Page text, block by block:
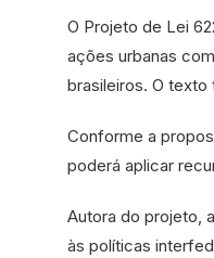
O Projeto de Lei
ações urbanas
brasileiros. O texto
Conforme a
poderá aplicar
Autora do projeto,
às políticas